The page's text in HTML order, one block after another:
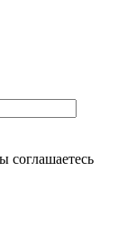
соглашаетесь